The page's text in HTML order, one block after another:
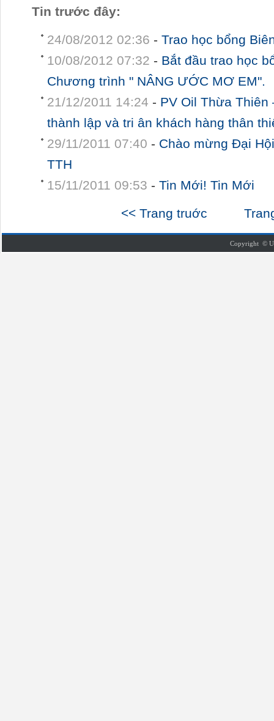
Tin trước đây:
24/08/2012 02:36 -Trao học bổng
10/08/2012 07:32 - Bắt đầu trao học
Chương trình " NÂNG ƯỚC MƠ EM".
21/12/2011 14:24 - PV Oil Thừa Thiên
thành lập và tri ân khách hàng thân
29/11/2011 07:40 - Chào mừng Đại
TTH
15/11/2011 09:53 -Tin Mới! Tin Mới
<< Trang truớc
Copyright ©